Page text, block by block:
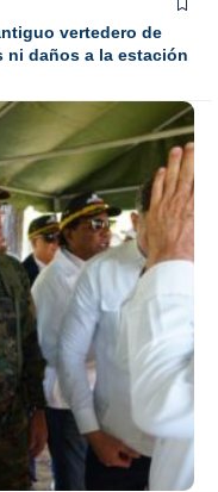
vertedero de
daños a la estación